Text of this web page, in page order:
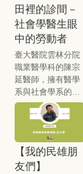
他如何看待這場衝
擊，又將如何面
對？
福興社區發展協會
的理事長廖阿金有
個很令人佩服的地
方，她雖然不會電
腦、不會做 PPT，
卻經常得到高額的
經費補助。除了簡
報時堅持使用台
語，她還強調，當
她認真為社區付出
時，連帝爺公都會
來幫忙！本集節目
邀請到福興社區理
事長廖阿金、志工
田裡的診間－
社會學醫生眼
中的勞動者
臺大醫院雲林分院
職業醫學科的陳宗
延醫師，擁有醫學
系與社會學系的雙
主修學位，是少見
的「社會學醫
生」，除了看病，
他也關注疾病背後
的社會結構與勞動
環境。在全台灣不
【我的民雄朋
友們】